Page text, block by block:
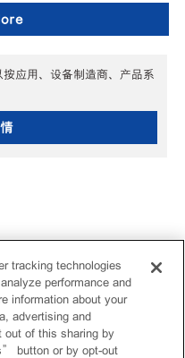
应用、设备制造商、产品系
tracking technologies
performance and
information about your
advertising and
out of this sharing by
button or by opt-out